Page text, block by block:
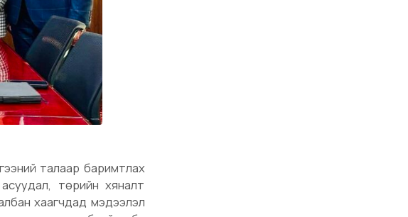
талаар баримтлах
төрийн хяналт
хаагчдад мэдээлэл